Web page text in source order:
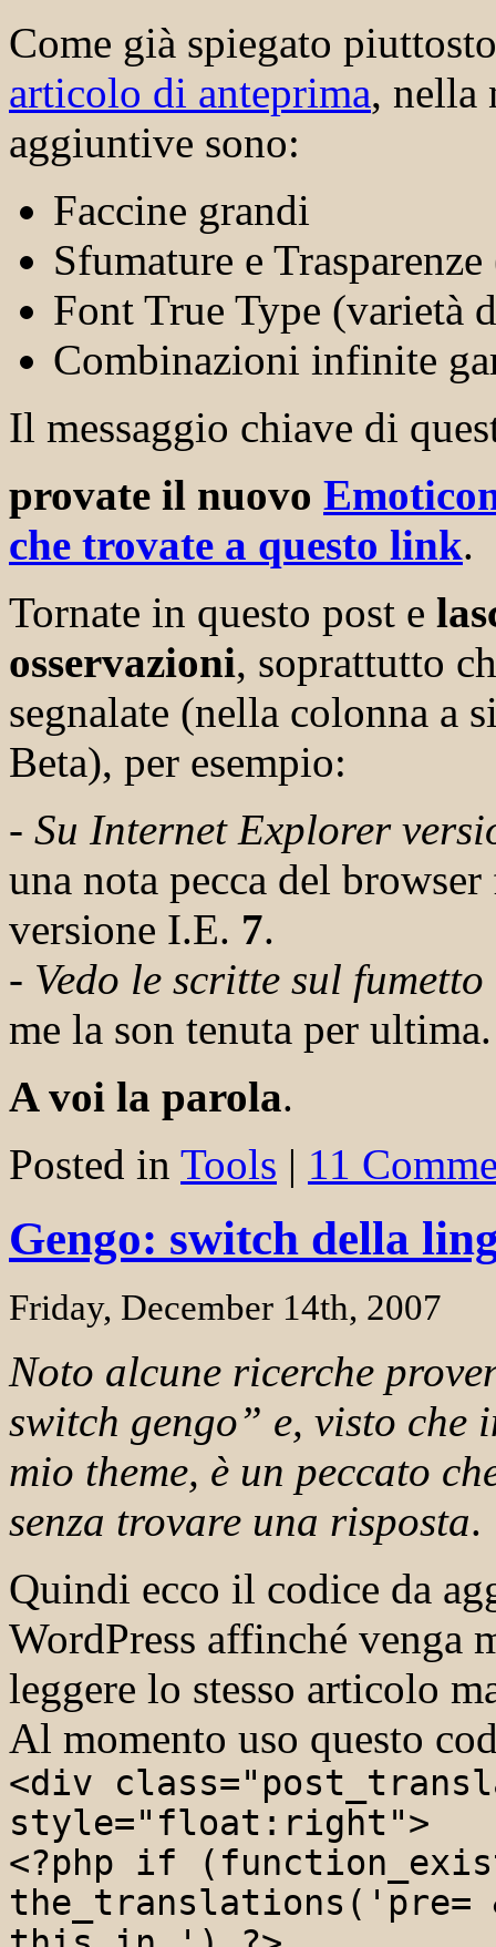
Come già spiegato
articolo di anteprima, nella
aggiuntive sono:
Faccine grandi
Sfumature e
Font True Type (varietà
Combinazioni infinite
Il messaggio chiave di
provate il nuovo
che trovate a questo link.
Tornate in questo post e
osservazioni, soprattutto
segnalate (nella colonna a
Beta), per esempio:
- Su Internet Explorer
una nota pecca del
versione I.E. 7.
- Vedo le scritte sul
me la son tenuta per ultima.
A voi la parola.
Posted in Tools | 11
Gengo: switch della
Friday, December 14th, 2007
Noto alcune ricerche
switch gengo” e, visto che
mio theme, è un peccato
senza trovare una risposta.
Quindi ecco il codice da
WordPress affinché venga
leggere lo stesso articolo
Al momento uso questo
<div
style="float:right">
<?php if
the_translations('pre=